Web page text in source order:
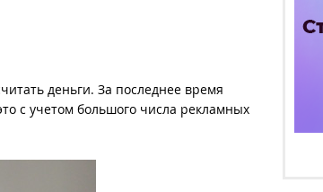
деньги. За последнее время
с учетом большого числа рекламных